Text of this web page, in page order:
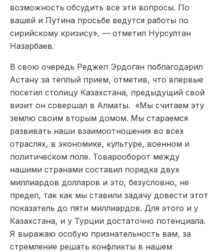
возможность обсудить все эти вопросы. По
вашей и Путина просьбе ведутся работы по
сирийскому кризису», — отметил Нурсултан
Назарбаев.
В свою очередь Реджеп Эрдоган поблагодарил
Астану за теплый прием, отметив, что впервые
посетил столицу Казахстана, предыдущий свой
визит он совершал в Алматы. «Мы считаем эту
землю своим вторым домом. Мы стараемся
развивать наши взаимоотношения во всех
отраслях, в экономике, культуре, военном и
политическом поле. Товарооборот между
нашими странами составил порядка двух
миллиардов долларов и это, безусловно, не
предел, так как мы ставили задачу довести этот
показатель до пяти миллиардов. Для этого и у
Казахстана, и у Турции достаточно потенциала.
Я выражаю особую признательность вам, за
стремление решать конфликты в нашем